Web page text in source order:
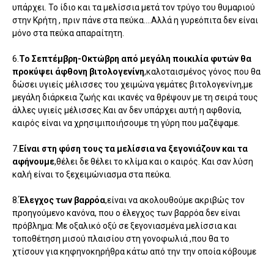
υπάρχει. Το ίδιο και τα μελίσσια μετά τον τρύγο του θυμαριού
στην Κρήτη , πριν πάνε στα πεύκα….Αλλά η γυρεόπιτα δεν είναι
μόνο στα πεύκα απαραίτητη.
6. Το Σεπτέμβρη-Οκτώβρη από μεγάλη ποικιλία φυτών θα
προκύψει άφθονη βιτολογενίνη,καλοταισμένος γόνος που θα
δώσει υγιείς μέλισσες του χειμώνα γεμάτες βιτολογενίνη,με
μεγάλη διάρκεια ζωής και ικανές να θρέψουν με τη σειρά τους
άλλες υγιείς μέλισσες.Και αν δεν υπάρχει αυτή η αφθονία,
καιρός είναι να χρησιμιποιήσουμε τη γύρη που μαζέψαμε.
7. Είναι στη φύση τους τα μελίσσια να ξεγονιάζουν και τα
αφήνουμε,θέλει δε θέλει το κλίμα και ο καιρός. Και σαν λύση
καλή είναι το ξεχειμώνιασμα στα πεύκα.
8.Έλεγχος των βαρρόα,είναι να ακολουθούμε ακριβώς τον
προηγούμενο κανόνα, που ο έλεγχος των βαρρόα δεν είναι
πρόβλημα: Με οξαλικό οξύ σε ξεγονιασμένα μελίσσια και
τοποθέτηση μισού πλαισίου στη γονοφωλιά ,που θα το
χτίσουν για κηφηνοκηρήθρα κάτω από την την οποία κόβουμε